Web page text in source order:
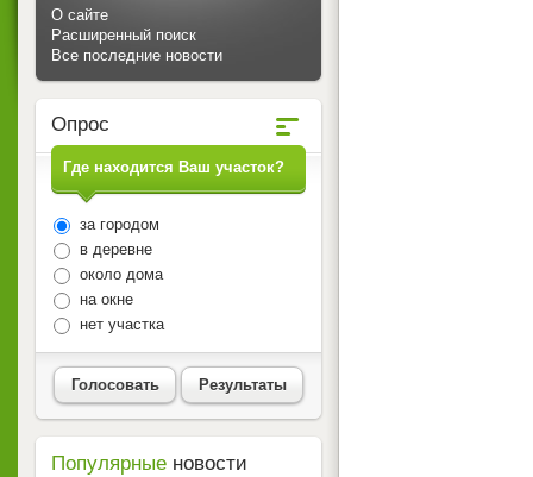
О сайте
Расширенный поиск
Все последние новости
Опрос
Где находится Ваш участок?
за городом
в деревне
около дома
на окне
нет участка
Голосовать Результаты
Популярные новости